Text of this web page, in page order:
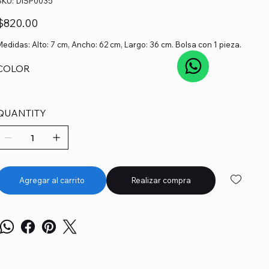
DISP0035
Alto: 7 cm, Ancho: 62 cm, Largo: 36 cm. Bolsa con 1 pieza.
Agregar al carrito Realizar compra